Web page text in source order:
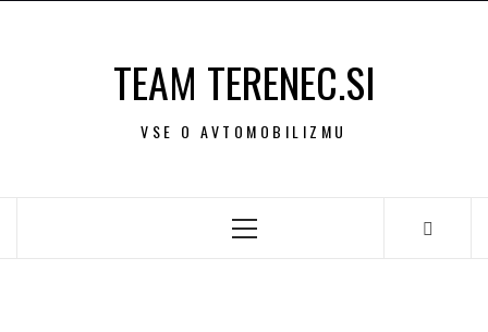
TEAM TERENEC.SI
VSE O AVTOMOBILIZMU
Primary